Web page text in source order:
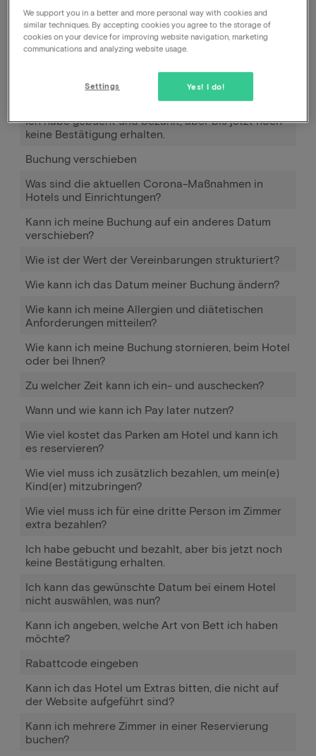
Wie kann ich meine Buchung stornieren, beim Hotel
oder bei Ihnen?
Wie kann ich das Datum meiner Buchung ändern?
Wie funktioniert Pay later?
Ich habe gebucht und bezahlt, aber bis jetzt noch
keine Bestätigung erhalten.
Buchung verschieben
Was sind die aktuellen Corona-Maßnahmen in
Hotels und Einrichtungen?
Kann ich meine Buchung auf ein anderes Datum
verschieben?
Wie ist der Wert der Vereinbarungen strukturiert?
Wie kann ich das Datum meiner Buchung ändern?
Wie kann ich meine Allergien und diätetischen
Anforderungen mitteilen?
Wie kann ich meine Buchung stornieren, beim Hotel
oder bei Ihnen?
Zu welcher Zeit kann ich ein- und auschecken?
Wann und wie kann ich Pay later nutzen?
Wie viel kostet das Parken am Hotel und kann ich
es reservieren?
Wie viel muss ich zusätzlich bezahlen, um mein(e)
Kind(er) mitzubringen?
Wie viel muss ich für eine dritte Person im Zimmer
extra bezahlen?
Ich habe gebucht und bezahlt, aber bis jetzt noch
keine Bestätigung erhalten.
Ich kann das gewünschte Datum bei einem Hotel
nicht auswählen, was nun?
Kann ich angeben, welche Art von Bett ich haben
möchte?
Rabattcode eingeben
Kann ich das Hotel um Extras bitten, die nicht auf
der Website aufgeführt sind?
Kann ich mehrere Zimmer in einer Reservierung
buchen?
We support you in a better and more personal way with cookies and
similar techniques. By accepting cookies you agree to the storage of
cookies on your device for improving website navigation, marketing
communications and analyzing website usage.
Yes! I do!
Settings